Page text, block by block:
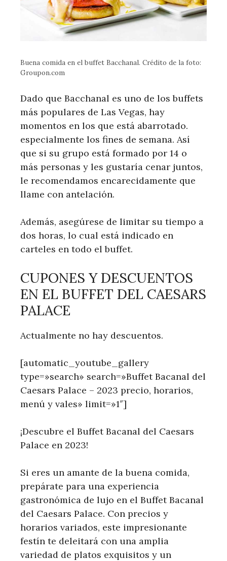
Buena comida en el buffet Bacchanal. Crédito de la foto:
Groupon.com
Dado que Bacchanal es uno de los buffets
más populares de Las Vegas, hay
momentos en los que está abarrotado.
especialmente los fines de semana. Así
que si su grupo está formado por 14 o
más personas y les gustaría cenar juntos,
le recomendamos encarecidamente que
llame con antelación.
Además, asegúrese de limitar su tiempo a
dos horas, lo cual está indicado en
carteles en todo el buffet.
CUPONES Y DESCUENTOS
EN EL BUFFET DEL CAESARS
PALACE
Actualmente no hay descuentos.
[automatic_youtube_gallery
type=»search» search=»Buffet Bacanal del
Caesars Palace – 2023 precio, horarios,
menú y vales» limit=»1″]
¡Descubre el Buffet Bacanal del Caesars
Palace en 2023!
Si eres un amante de la buena ‌comida,
prepárate para una experiencia
gastronómica de lujo en el Buffet Bacanal
del Caesars Palace.⁤ Con precios y
horarios variados, este impresionante
festín te deleitará con una amplia
variedad de platos ⁢exquisitos y un